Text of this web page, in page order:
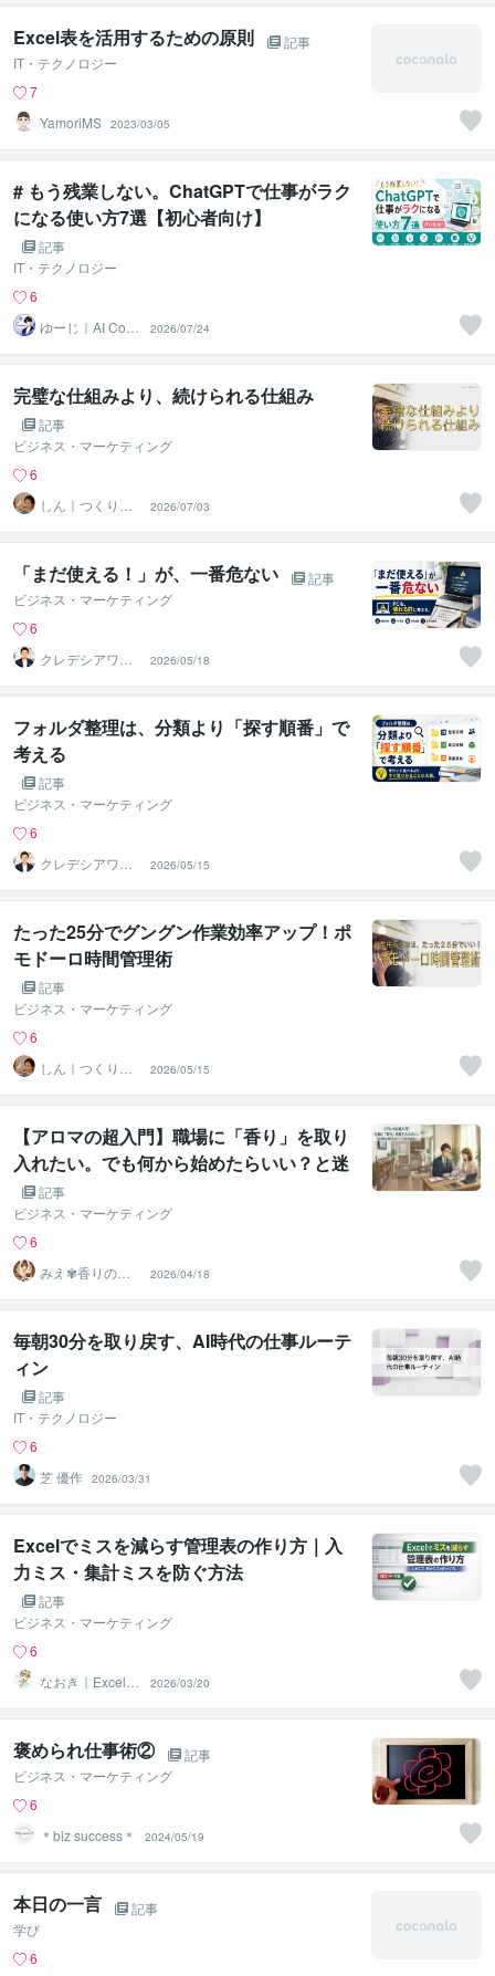
Excel表を活用するための原則
記事
IT・テクノロジー
7
YamoriMS 2023/03/05
# もう残業しない。ChatGPTで仕事がラク
になる使い方7選【初心者向け】
記事
IT・テクノロジー
6
ゆーじ｜AI Conc
ierge
2026/07/24
完璧な仕組みより、続けられる仕組み
記事
ビジネス・マーケティング
6
しん｜つくり手
応援サポーター
2026/07/03
「まだ使える！」が、一番危ない
記事
ビジネス・マーケティング
6
クレデシアワー
クス｜EC改善・
業務効率化
2026/05/18
フォルダ整理は、分類より「探す順番」で
考える
記事
ビジネス・マーケティング
6
クレデシアワー
クス｜EC改善・
業務効率化
2026/05/15
たった25分でグングン作業効率アップ！ポ
モドーロ時間管理術
記事
ビジネス・マーケティング
6
しん｜つくり手
応援サポーター
2026/05/15
【アロマの超入門】職場に「香り」を取り
入れたい。でも何から始めたらいい？と迷
うあなたへ
記事
ビジネス・マーケティング
6
みえ✾香りの戦
略家✾
2026/04/18
毎朝30分を取り戻す、AI時代の仕事ルーテ
ィン
記事
IT・テクノロジー
6
芝 優作 2026/03/31
Excelでミスを減らす管理表の作り方｜入
力ミス・集計ミスを防ぐ方法
記事
ビジネス・マーケティング
6
なおき｜Excel業
務効率化・デー
タ分析
2026/03/20
褒められ仕事術②
記事
ビジネス・マーケティング
6
＊biz success＊
2024/05/19
本日の一言
記事
学び
6